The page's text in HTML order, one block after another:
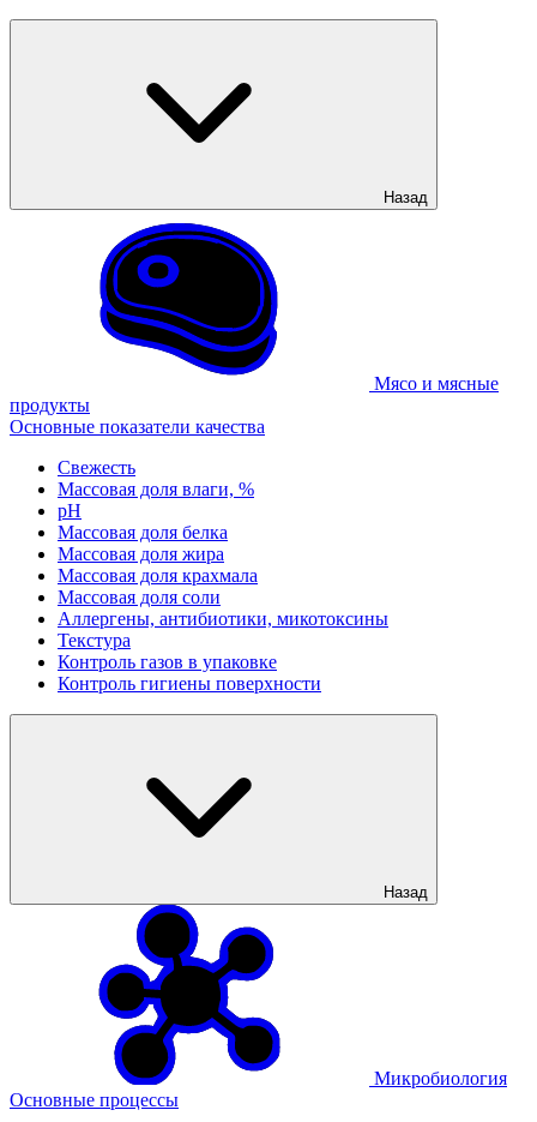
Назад
Мясо и мясные
продукты
Основные показатели качества
Свежесть
Массовая доля влаги, %
рН
Массовая доля белка
Массовая доля жира
Массовая доля крахмала
Массовая доля соли
Аллергены, антибиотики, микотоксины
Текстура
Контроль газов в упаковке
Контроль гигиены поверхности
Назад
Микробиология
Основные процессы